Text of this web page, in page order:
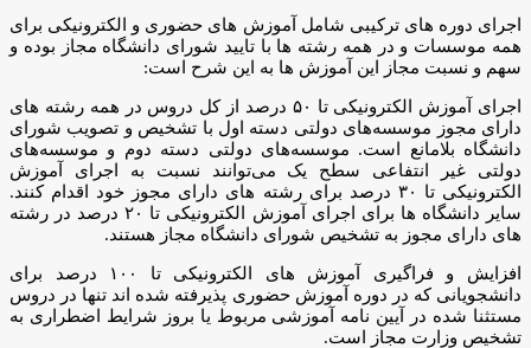
اجرای دوره های ترکیبی شامل آموزش های حضوری و الکترونیکی برای
همه موسسات و در همه رشته ها با تایید شورای دانشگاه مجاز بوده و
سهم و نسبت مجاز این آموزش ها به این شرح است:
اجرای آموزش الکترونیکی تا ۵۰ درصد از کل دروس در همه رشته های
دارای مجوز موسسه‌های دولتی دسته اول با تشخیص و تصویب شورای
دانشگاه بلامانع است. موسسه‌های دولتی دسته دوم و موسسه‌های
دولتی غیر انتفاعی سطح یک می‌توانند نسبت به اجرای آموزش
الکترونیکی تا ۳۰ درصد برای رشته های دارای مجوز خود اقدام کنند.
سایر دانشگاه ها برای اجرای آموزش الکترونیکی تا ۲۰ درصد در رشته
های دارای مجوز به تشخیص شورای دانشگاه مجاز هستند.
افزایش و فراگیری آموزش های الکترونیکی تا ۱۰۰ درصد برای
دانشجویانی که در دوره آموزش حضوری پذیرفته شده اند تنها در دروس
مستثنا شده در آیین نامه آموزشی مربوط یا بروز شرایط اضطراری به
تشخیص وزارت مجاز است.